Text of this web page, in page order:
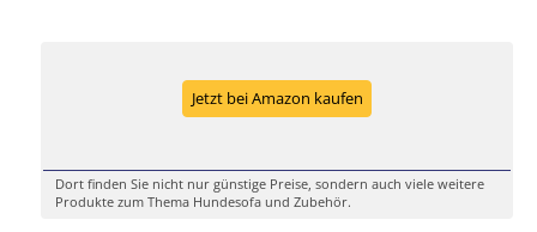
Jetzt bei Amazon kaufen
Dort finden Sie nicht nur günstige Preise, sondern auch viele weitere
Produkte zum Thema Hundesofa und Zubehör.